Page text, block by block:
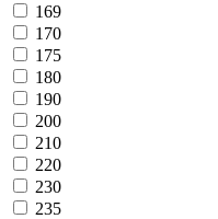
169
170
175
180
190
200
210
220
230
235